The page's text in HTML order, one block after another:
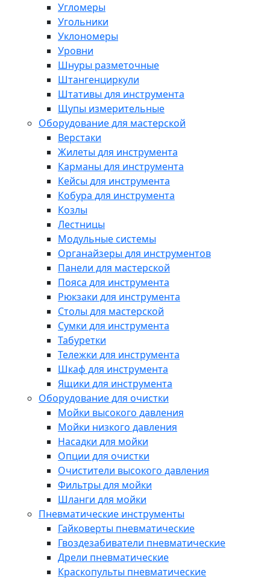
Угломеры
Угольники
Уклономеры
Уровни
Шнуры разметочные
Штангенциркули
Штативы для инструмента
Щупы измерительные
Оборудование для мастерской
Верстаки
Жилеты для инструмента
Карманы для инструмента
Кейсы для инструмента
Кобура для инструмента
Козлы
Лестницы
Модульные системы
Органайзеры для инструментов
Панели для мастерской
Пояса для инструмента
Рюкзаки для инструмента
Столы для мастерской
Сумки для инструмента
Табуретки
Тележки для инструмента
Шкаф для инструмента
Ящики для инструмента
Оборудование для очистки
Мойки высокого давления
Мойки низкого давления
Насадки для мойки
Опции для очистки
Очистители высокого давления
Фильтры для мойки
Шланги для мойки
Пневматические инструменты
Гайковерты пневматические
Гвоздезабиватели пневматические
Дрели пневматические
Краскопульты пневматические